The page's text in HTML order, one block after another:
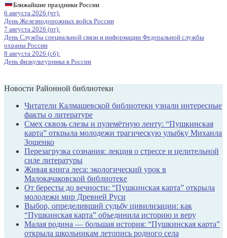
Ближайшие праздники России
6 августа 2026 (чт):
День Железнодорожных войск России
7 августа 2026 (пт):
День Службы специальной связи и информации Федеральной службы
охраны России
8 августа 2026 (сб):
День физкультурника в России
Новости Районной библиотеки
Читатели Калмашевской библиотеки узнали интересные
факты о литературе
Смех сквозь слезы и пулемётную ленту: “Пушкинская
карта” открыла молодежи трагическую улыбку Михаила
Зощенко
Перезагрузка сознания: лекция о стрессе и целительной
силе литературы
Живая книга леса: экологический урок в
Малокачаковской библиотеке
От бересты до вечности: “Пушкинская карта” открыла
молодежи мир Древней Руси
Выбор, определивший судьбу цивилизации: как
“Пушкинская карта” объединила историю и веру
Малая родина — большая история: “Пушкинская карта”
открыла школьникам летопись родного села